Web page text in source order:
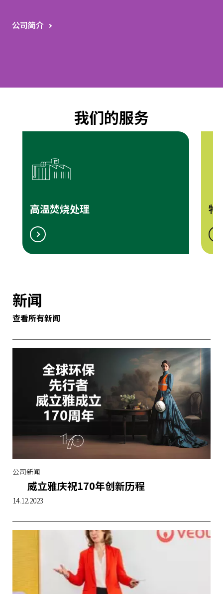
公司简介
我们的服务
高温焚烧处理 物
新闻
查看所有新闻
公司新闻
威立雅庆祝170年创新历程
14.12.2023